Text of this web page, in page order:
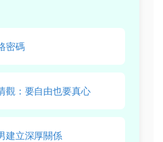
密碼
觀：要自由也要真心
建立深厚關係